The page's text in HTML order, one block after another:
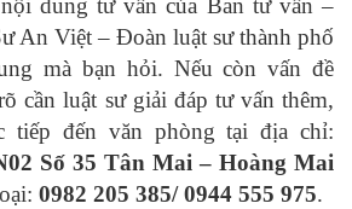
dung tư vấn của Ban tư vấn –
An Việt – Đoàn luật sư thành phố
mà bạn hỏi. Nếu còn vấn đề
cần luật sư giải đáp tư vấn thêm,
tiếp đến văn phòng tại địa chỉ:
Số 35 Tân Mai – Hoàng Mai
0982 205 385/ 0944 555 975.